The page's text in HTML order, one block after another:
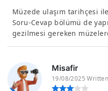
Müzede ulaşım tarihçesi
Soru-Cevap bölümü de
gezilmesi gereken
Misafir
19/08/2025